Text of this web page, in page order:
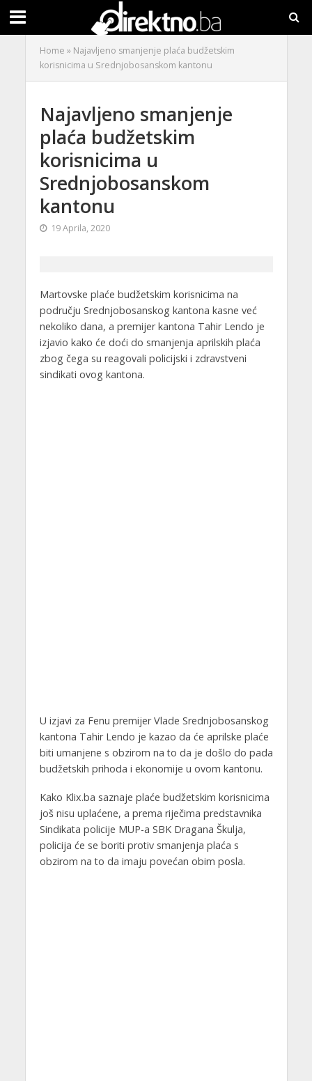
Home » Najavljeno smanjenje plaća budžetskim
korisnicima u Srednjobosanskom kantonu
Najavljeno smanjenje
plaća budžetskim
korisnicima u
Srednjobosanskom
kantonu
19 Aprila, 2020
Martovske plaće budžetskim korisnicima na
području Srednjobosanskog kantona kasne već
nekoliko dana, a premijer kantona Tahir Lendo je
izjavio kako će doći do smanjenja aprilskih plaća
zbog čega su reagovali policijski i zdravstveni
sindikati ovog kantona.
U izjavi za Fenu premijer Vlade Srednjobosanskog
kantona Tahir Lendo je kazao da će aprilske plaće
biti umanjene s obzirom na to da je došlo do pada
budžetskih prihoda i ekonomije u ovom kantonu.
Kako Klix.ba saznaje plaće budžetskim korisnicima
još nisu uplaćene, a prema riječima predstavnika
Sindikata policije MUP-a SBK Dragana Škulja,
policija će se boriti protiv smanjenja plaća s
obzirom na to da imaju povećan obim posla.